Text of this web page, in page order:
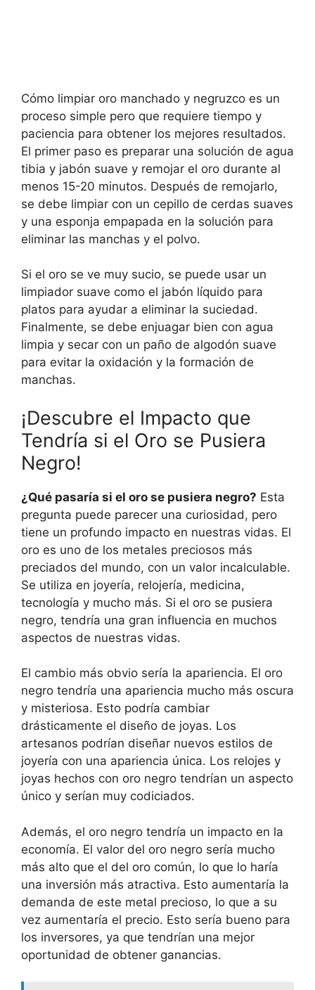
Cómo limpiar oro manchado y negruzco es un
proceso simple pero que requiere tiempo y
paciencia para obtener los mejores resultados.
El primer paso es preparar una solución de agua
tibia y jabón suave y remojar el oro durante al
menos 15-20 minutos. Después de remojarlo,
se debe limpiar con un cepillo de cerdas suaves
y una esponja empapada en la solución para
eliminar las manchas y el polvo.
Si el oro se ve muy sucio, se puede usar un
limpiador suave como el jabón líquido para
platos para ayudar a eliminar la suciedad.
Finalmente, se debe enjuagar bien con agua
limpia y secar con un paño de algodón suave
para evitar la oxidación y la formación de
manchas.
¡Descubre el Impacto que
Tendría si el Oro se Pusiera
Negro!
¿Qué pasaría si el oro se pusiera negro? Esta
pregunta puede parecer una curiosidad, pero
tiene un profundo impacto en nuestras vidas. El
oro es uno de los metales preciosos más
preciados del mundo, con un valor incalculable.
Se utiliza en joyería, relojería, medicina,
tecnología y mucho más. Si el oro se pusiera
negro, tendría una gran influencia en muchos
aspectos de nuestras vidas.
El cambio más obvio sería la apariencia. El oro
negro tendría una apariencia mucho más oscura
y misteriosa. Esto podría cambiar
drásticamente el diseño de joyas. Los
artesanos podrían diseñar nuevos estilos de
joyería con una apariencia única. Los relojes y
joyas hechos con oro negro tendrían un aspecto
único y serían muy codiciados.
Además, el oro negro tendría un impacto en la
economía. El valor del oro negro sería mucho
más alto que el del oro común, lo que lo haría
una inversión más atractiva. Esto aumentaría la
demanda de este metal precioso, lo que a su
vez aumentaría el precio. Esto sería bueno para
los inversores, ya que tendrían una mejor
oportunidad de obtener ganancias.